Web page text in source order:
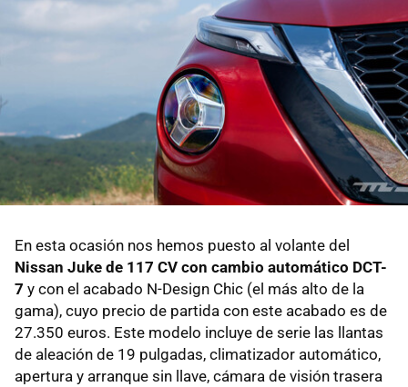
En esta ocasión nos hemos puesto al volante del
Nissan Juke de 117 CV con cambio automático DCT-
7 y con el acabado N-Design Chic (el más alto de la
gama), cuyo precio de partida con este acabado es de
27.350 euros. Este modelo incluye de serie las llantas
de aleación de 19 pulgadas, climatizador automático,
apertura y arranque sin llave, cámara de visión trasera